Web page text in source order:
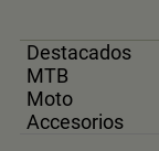
Destacados
MTB
Moto
Accesorios